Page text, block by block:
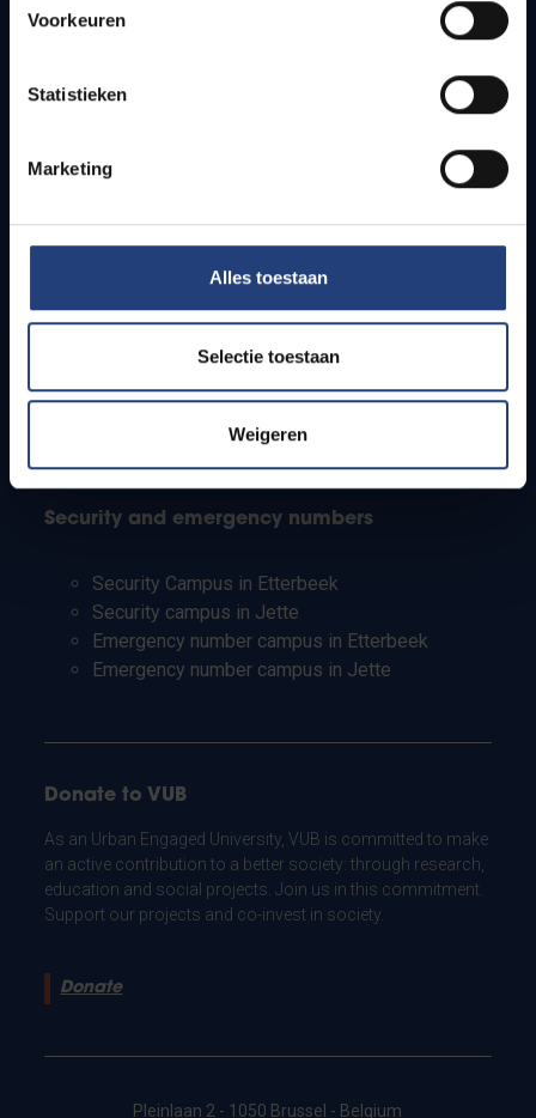
Voorkeuren
Statistieken
Marketing
Alles toestaan
Selectie toestaan
Weigeren
How to get to the VUB campuses
Students
PhD students
Teachers and secondary schools
Working students
Security and emergency numbers
Security Campus in Etterbeek
Security campus in Jette
Emergency number campus in Etterbeek
Emergency number campus in Jette
Donate to VUB
As an Urban Engaged University, VUB is committed to make
an active contribution to a better society: through research,
education and social projects. Join us in this commitment.
Support our projects and co-invest in society.
Donate
Pleinlaan 2 - 1050 Brussel - Belgium